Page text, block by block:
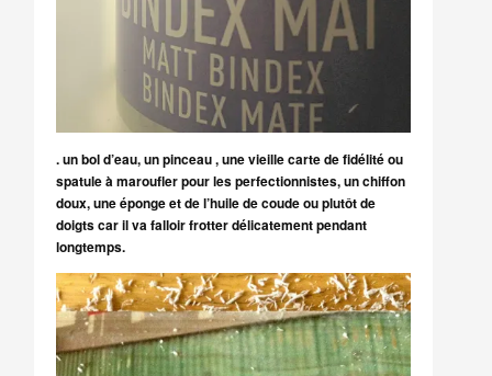
. un bol d’eau, un pinceau , une vieille carte de fidélité ou
spatule à maroufler pour les perfectionnistes, un chiffon
doux, une éponge et de l’huile de coude ou plutôt de
doigts car il va falloir frotter délicatement pendant
longtemps.